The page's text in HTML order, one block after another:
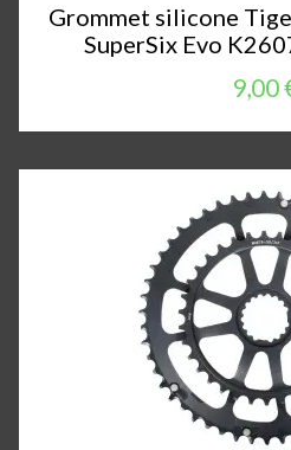
Grommet silicone
SuperSix Evo
9,00